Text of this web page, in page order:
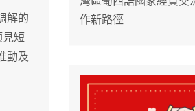
解的
短
動及
作新路徑